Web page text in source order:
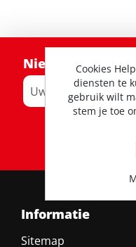
Nieuwsbrief
Informatie
Sitemap
Cookies
diensten te
gebruik wilt
stem je toe